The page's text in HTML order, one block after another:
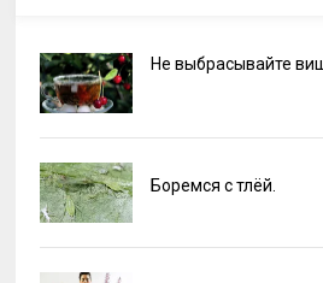
Не выбрасывайте
Боремся с тлёй.